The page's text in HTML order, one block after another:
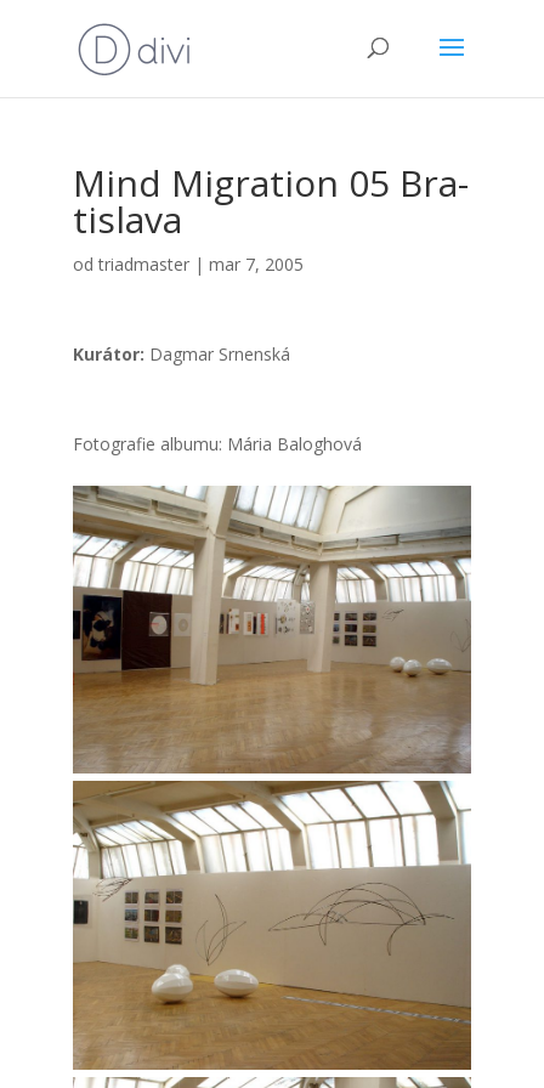
Mind Mig­ra­ti­on 05 Bra­
ti­sla­va
odtriadmaster| mar 7, 2005
Kurá­tor: Dag­mar Srnen­ská
Foto­gra­fie albu­mu: Mária Balog­ho­vá